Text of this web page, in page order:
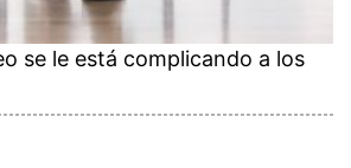
se le está complicando a los